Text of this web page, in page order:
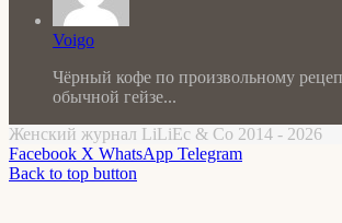
Voigo
Чёрный кофе по произвольному
обычной гейзе...
Женский журнал LiLiEc & Co 2014 - 2026
Facebook X WhatsApp Telegram
Back to top button